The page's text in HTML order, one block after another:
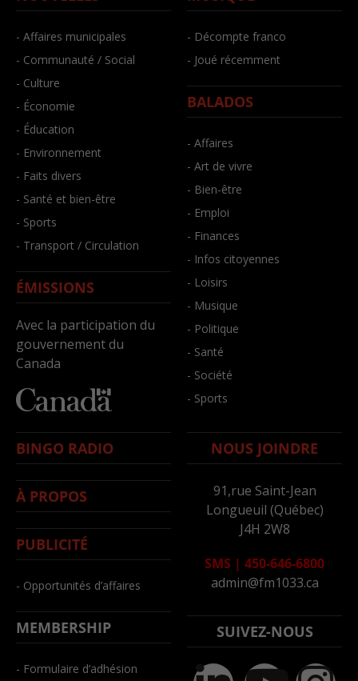
- Affaires municipales
- Communauté / Social
- Culture
- Économie
- Éducation
- Environnement
- Faits divers
- Santé et bien-être
- Sports
- Transport / Circulation
ÉMISSIONS
Avec la participation du
gouvernement du
Canada
- Décompte franco
- Joué récemment
BALADOS
- Affaires
- Art de vivre
- Bien-être
- Emploi
- Finances
- Infos citoyennes
- Loisirs
- Musique
- Politique
- Santé
- Société
- Sports
BINGO RADIO
À PROPOS
PUBLICITÉ
- Opportunités d’affaires
MEMBERSHIP
- Formulaire d’adhésion
NOUS JOINDRE
91,rue Saint-Jean
Longueuil (Québec)
J4H 2W8
SMS | 450-646-6800
admin@fm1033.ca
SUIVEZ-NOUS